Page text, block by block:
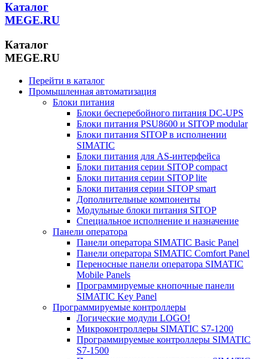
Каталог
MEGE.RU
Каталог
MEGE.RU
Перейти в каталог
Промышленная автоматизация
Блоки питания
Блоки бесперебойного питания DC-UPS
Блоки питания PSU8600 и SITOP modular
Блоки питания SITOP в исполнении
SIMATIC
Блоки питания для AS-интерфейса
Блоки питания серии SITOP compact
Блоки питания серии SITOP lite
Блоки питания серии SITOP smart
Дополнительные компоненты
Модульные блоки питания SITOP
Специальное исполнение и назначение
Панели оператора
Панели оператора SIMATIC Basic Panel
Панели оператора SIMATIC Comfort Panel
Переносные панели оператора SIMATIC
Mobile Panels
Программируемые кнопочные панели
SIMATIC Key Panel
Программируемые контроллеры
Логические модули LOGO!
Микроконтроллеры SIMATIC S7-1200
Программируемые контроллеры SIMATIC
S7-1500